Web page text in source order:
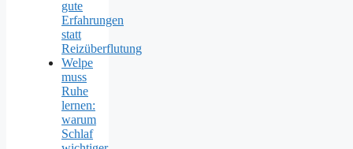
gute
Erfahrungen
statt
Reizüberflutung
Welpe
muss
Ruhe
lernen:
warum
Schlaf